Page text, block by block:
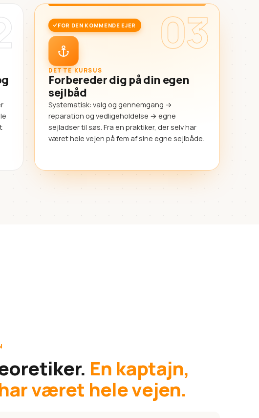
03
FOR DEN KOMMENDE EJER
DETTE KURSUS
Forbereder dig på din egen
sejlbåd
Systematisk: valg og gennemgang →
reparation og vedligeholdelse → egne
sejladser til søs. Fra en praktiker, der selv har
været hele vejen på fem af sine egne sejlbåde.
En kaptajn,
været hele vejen.